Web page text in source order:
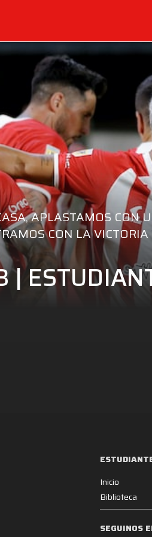
APLASTAMOS CON
CON LA VICTORIA
|
Inicio
Biblioteca
SEGUINOS